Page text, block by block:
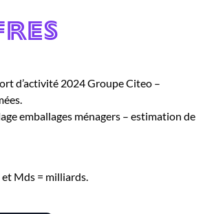
d’activité 2024 Groupe Citeo –
emballages ménagers – estimation de
Mds = milliards.